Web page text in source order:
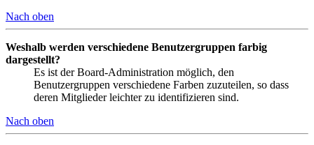
Nach oben
Weshalb werden verschiedene Benutzergruppen farbig
dargestellt?
Es ist der Board-Administration möglich, den
Benutzergruppen verschiedene Farben zuzuteilen, so dass
deren Mitglieder leichter zu identifizieren sind.
Nach oben